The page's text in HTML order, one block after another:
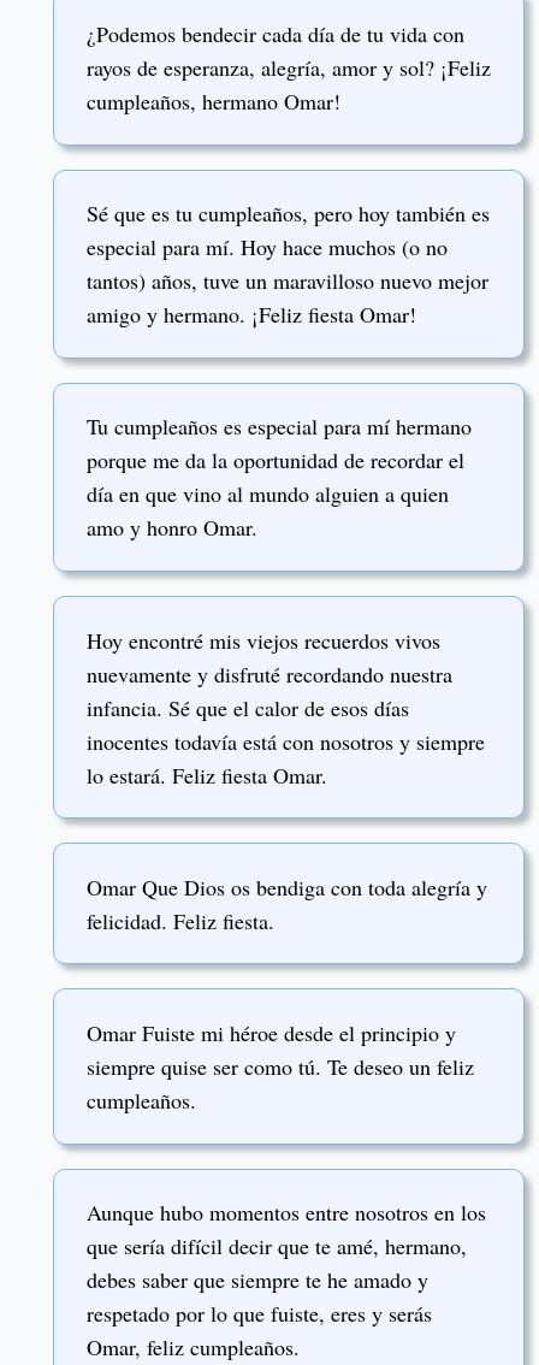
¿Podemos bendecir cada día de tu vida con
rayos de esperanza, alegría, amor y sol? ¡Feliz
cumpleaños, hermano Omar!
Sé que es tu cumpleaños, pero hoy también es
especial para mí. Hoy hace muchos (o no
tantos) años, tuve un maravilloso nuevo mejor
amigo y hermano. ¡Feliz fiesta Omar!
Tu cumpleaños es especial para mí hermano
porque me da la oportunidad de recordar el
día en que vino al mundo alguien a quien
amo y honro Omar.
Hoy encontré mis viejos recuerdos vivos
nuevamente y disfruté recordando nuestra
infancia. Sé que el calor de esos días
inocentes todavía está con nosotros y siempre
lo estará. Feliz fiesta Omar.
Omar Que Dios os bendiga con toda alegría y
felicidad. Feliz fiesta.
Omar Fuiste mi héroe desde el principio y
siempre quise ser como tú. Te deseo un feliz
cumpleaños.
Aunque hubo momentos entre nosotros en los
que sería difícil decir que te amé, hermano,
debes saber que siempre te he amado y
respetado por lo que fuiste, eres y serás
Omar, feliz cumpleaños.